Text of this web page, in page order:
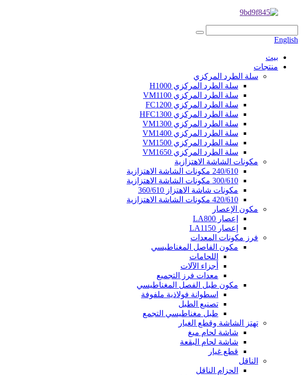
English
بيت
منتجات
سلة الطرد المركزي
سلة الطرد المركزي H1000
سلة الطرد المركزي VM1100
سلة الطرد المركزي FC1200
سلة الطرد المركزي HFC1300
سلة الطرد المركزي VM1300
سلة الطرد المركزي VM1400
سلة الطرد المركزي VM1500
سلة الطرد المركزي VM1650
مكونات الشاشة الاهتزازية
240/610 مكونات الشاشة الاهتزازية
300/610 مكونات الشاشة الاهتزازية
مكونات شاشة الاهتزاز 360/610
420/610 مكونات الشاشة الاهتزازية
مكون الإعصار
إعصار LA800
إعصار LA1150
فرز مكونات المعدات
مكون الفاصل المغناطيسي
اللحامات
أجزاء الآلات
معدات فرز التجميع
مكون طبل الفصل المغناطيسي
اسطوانة فولاذية ملفوفة
تصنيع الطبل
طبل مغناطيسي التجمع
تهتز الشاشة وقطع الغيار
شاشة لحام ميغ
شاشة لحام البقعة
قطع غيار
الناقل
الحزام الناقل